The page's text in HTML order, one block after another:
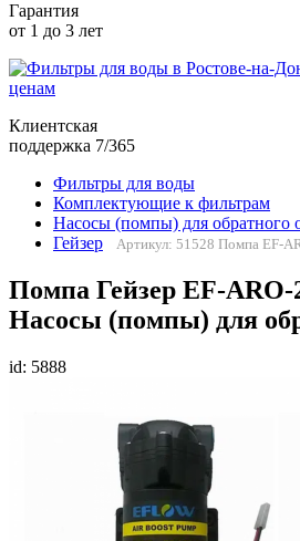
Гарантия
от 1 до 3 лет
Клиентская
поддержка 7/365
Фильтры для воды
Комплектующие к фильтрам
Насосы (помпы) для обратного
Гейзер
Артикул: 51528 Помпа EF-
Помпа Гейзер EF-ARO-
Насосы (помпы) для
id: 5888